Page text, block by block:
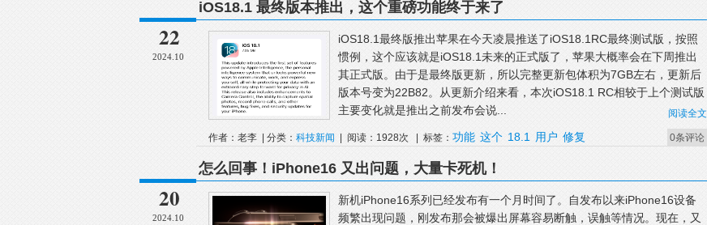
22
2024.10
iOS18.1 最终版本推出，这个重磅功能终于来了
iOS18.1最终版推出苹果在今天凌晨推送了iOS18.1RC最终测试版，按照
惯例，这个应该就是iOS18.1未来的正式版了，苹果大概率会在下周推出
其正式版。由于是最终版更新，所以完整更新包体积为7GB左右，更新后
版本号变为22B82。从更新介绍来看，本次iOS18.1 RC相较于上个测试版
主要变化就是推出之前发布会说...
阅读全文
0条评论
作者：老李 | 分类： 科技新闻 | 阅读：1928次 | 标签： 功能 这个 18.1 用户 修复
20
2024.10
怎么回事！iPhone16 又出问题，大量卡死机！
新机iPhone16系列已经发布有一个月时间了。自发布以来iPhone16设备
频繁出现问题，刚发布那会被爆出屏幕容易断触，误触等情况。现在，又